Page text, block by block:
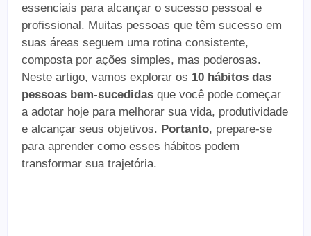
essenciais para alcançar o sucesso pessoal e
profissional. Muitas pessoas que têm sucesso em
suas áreas seguem uma rotina consistente,
composta por ações simples, mas poderosas.
Neste artigo, vamos explorar os 10 hábitos das
pessoas bem-sucedidas que você pode começar
a adotar hoje para melhorar sua vida, produtividade
e alcançar seus objetivos. Portanto, prepare-se
para aprender como esses hábitos podem
transformar sua trajetória.